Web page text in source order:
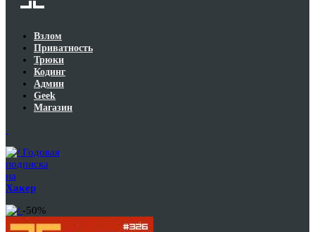
Взлом
Приватность
Трюки
Кодинг
Админ
Geek
Магазин
Годовая
подписка
на
Хакер
-50%